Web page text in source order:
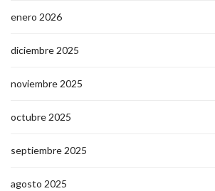
enero 2026
diciembre 2025
noviembre 2025
octubre 2025
septiembre 2025
agosto 2025